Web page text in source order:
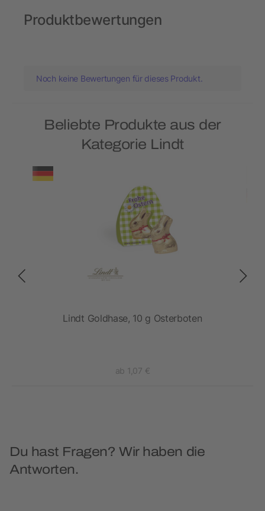
Produktbewertungen
Noch keine Bewertungen für dieses Produkt.
Beliebte Produkte aus der
Kategorie Lindt
Lindt Goldhase, 10 g Osterboten
ab 1,07 €
Du hast Fragen? Wir haben die
Antworten.